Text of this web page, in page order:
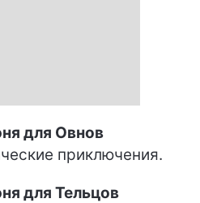
для Овнов
приключения.
для Тельцов